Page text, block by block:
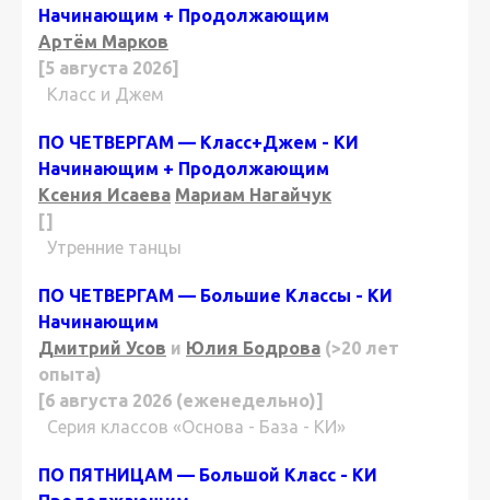
Начинающим + Продолжающим
Артём Марков
[5 августа 2026]
Класс и Джем
ПО ЧЕТВЕРГАМ — Класс+Джем - КИ
Начинающим + Продолжающим
Ксения Исаева Мариам Нагайчук
[]
Утренние танцы
ПО ЧЕТВЕРГАМ — Большие Классы - КИ
Начинающим
Дмитрий Усов и Юлия Бодрова (>20 лет
опыта)
[6 августа 2026 (еженедельно)]
Серия классов «Основа - База - КИ»
ПО ПЯТНИЦАМ — Большой Класс - КИ